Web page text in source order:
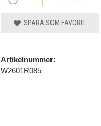
SPARA SOM FAVORIT
Artikelnummer:
W2601R085